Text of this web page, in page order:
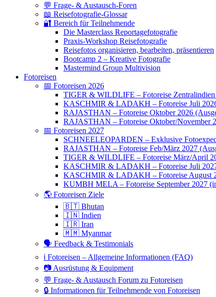
💬 Frage- & Austausch-Foren
📖 Reisefotografie-Glossar
🔐 Bereich für Teilnehmende
Die Masterclass Reportagefotografie
Praxis-Workshop Reisefotografie
Reisefotos organisieren, bearbeiten, präsentieren
Bootcamp 2 – Kreative Fotografie
Mastermind Group Multivision
Fotoreisen
📅 Fotoreisen 2026
TIGER & WILDLIFE – Fotoreise
KASCHMIR & LADAKH – Fotoreise Juli
RAJASTHAN – Fotoreise Oktober 2026
RAJASTHAN – Fotoreise Oktober/November
📅 Fotoreisen 2027
SCHNEELEOPARDEN – Exklusive
RAJASTHAN – Fotoreise Feb/März 2027
TIGER & WILDLIFE – Fotoreise März/April
KASCHMIR & LADAKH – Fotoreise Juli
KASCHMIR & LADAKH – Fotoreise August
KUMBH MELA – Fotoreise September 2027
🌎 Fotoreisen Ziele
🇧🇹 Bhutan
🇮🇳 Indien
🇮🇷 Iran
🇲🇲 Myanmar
🗣 Feedback & Testimonials
ℹ️ Fotoreisen – Allgemeine Informationen (FAQ)
📷 Ausrüstung & Equipment
💬 Frage- & Austausch Forum zu Fotoreisen
🔒 Informationen für Teilnehmende von Fotoreisen